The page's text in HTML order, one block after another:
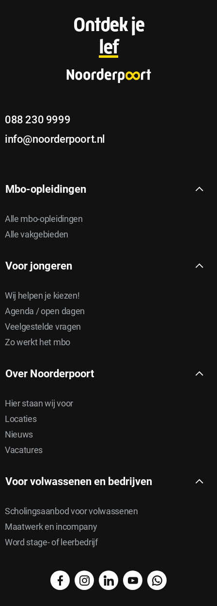
F
o
o
Ontdek je
lef
088 230 9999
info@noorderpoort.nl
Mbo-opleidingen
Alle mbo-opleidingen
Alle vakgebieden
Voor jongeren
Wij helpen je kiezen!
Agenda / open dagen
Veelgestelde vragen
Zo werkt het mbo
Over Noorderpoort
Hier staan wij voor
Locaties
Nieuws
Vacatures
Voor volwassenen en bedrijven
Scholingsaanbod voor volwassenen
Maatwerk en incompany
Word stage- of leerbedrijf
facebookinstagramlinkedinYouTubeWhatsApp